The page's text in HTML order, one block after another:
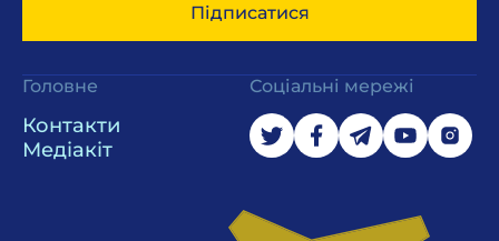
Підписатися
Головне
Контакти
Медіакіт
Соціальні мережі